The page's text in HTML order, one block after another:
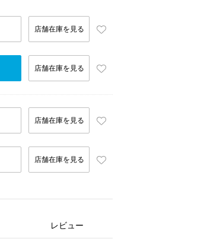
店舗在庫を見る
店舗在庫を見る
店舗在庫を見る
店舗在庫を見る
レビュー